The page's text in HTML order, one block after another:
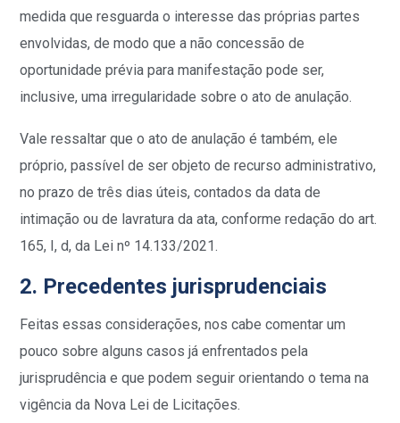
medida que resguarda o interesse das próprias partes
envolvidas, de modo que a não concessão de
oportunidade prévia para manifestação pode ser,
inclusive, uma irregularidade sobre o ato de anulação.
Vale ressaltar que o ato de anulação é também, ele
próprio, passível de ser objeto de recurso administrativo,
no prazo de três dias úteis, contados da data de
intimação ou de lavratura da ata, conforme redação do art.
165, I, d, da Lei nº 14.133/2021.
2. Precedentes jurisprudenciais
Feitas essas considerações, nos cabe comentar um
pouco sobre alguns casos já enfrentados pela
jurisprudência e que podem seguir orientando o tema na
vigência da Nova Lei de Licitações.